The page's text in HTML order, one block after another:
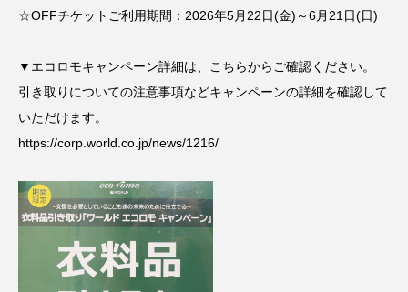
☆OFFチケットご利用期間： 2026年5月22日(金)～6月21日(日)
▼エコロモキャンペーン詳細は、こちらからご確認ください。
引き取りについての注意事項などキャンペーンの詳細を確認して
いただけます。
https://corp.world.co.jp/news/1216/